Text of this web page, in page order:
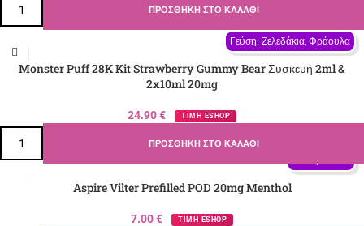
ΠΡΟΣΘΉΚΗ ΣΤΟ ΚΑΛΆΘΙ
Γεύση: Ζελεδάκια, Φράουλα
Monster Puff 28K Kit Strawberry Gummy Bear Συσκευή 2ml &
2x10ml 20mg
24.90€ ΤΙΜΗ ESHOP
ΠΡΟΣΘΉΚΗ ΣΤΟ ΚΑΛΆΘΙ
Aspire Vilter Prefilled POD 20mg Menthol
7.00€ ΤΙΜΗ ESHOP